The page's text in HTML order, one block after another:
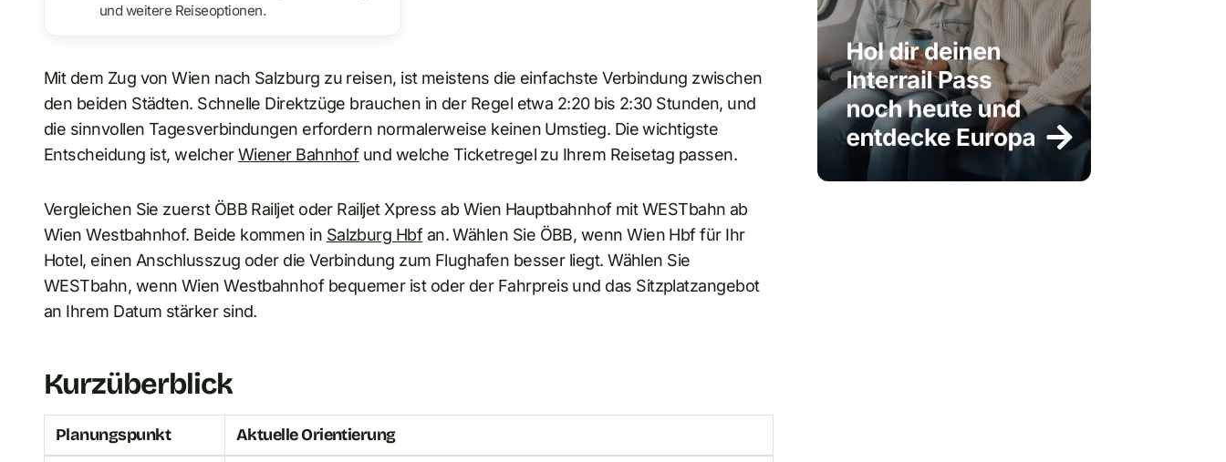
und weitere Reiseoptionen.
Mit dem Zug von Wien nach Salzburg zu reisen, ist meistens die einfachste Verbindung zwischen
den beiden Städten. Schnelle Direktzüge brauchen in der Regel etwa 2:20 bis 2:30 Stunden, und
die sinnvollen Tagesverbindungen erfordern normalerweise keinen Umstieg. Die wichtigste
Entscheidung ist, welcherWiener Bahnhofund welche Ticketregel zu Ihrem Reisetag passen.
Vergleichen Sie zuerst ÖBB Railjet oder Railjet Xpress ab Wien Hauptbahnhof mit WESTbahn ab
Wien Westbahnhof. Beide kommen in Salzburg Hbfan. Wählen Sie ÖBB, wenn Wien Hbf für Ihr
Hotel, einen Anschlusszug oder die Verbindung zum Flughafen besser liegt. Wählen Sie
WESTbahn, wenn Wien Westbahnhof bequemer ist oder der Fahrpreis und das Sitzplatzangebot
an Ihrem Datum stärker sind.
Kurzüberblick
Planungspunkt Aktuelle Orientierung